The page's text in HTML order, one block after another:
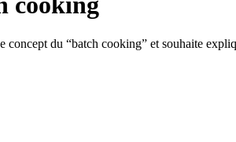
du “batch cooking” et souhaite